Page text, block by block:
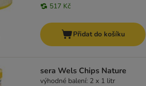
517 Kč
Přidat do košíku
sera Wels Chips Nature
výhodné balení: 2 x 1 litr